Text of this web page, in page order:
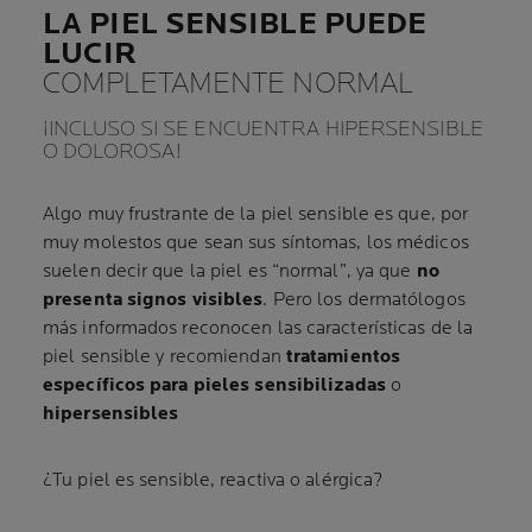
LA PIEL SENSIBLE PUEDE
LUCIR
COMPLETAMENTE NORMAL
¡INCLUSO SI SE ENCUENTRA HIPERSENSIBLE
O DOLOROSA!
Algo muy frustrante de la piel sensible es que, por
muy molestos que sean sus síntomas, los médicos
suelen decir que la piel es “normal”, ya que no
presenta signos visibles. Pero los dermatólogos
más informados reconocen las características de la
piel sensible y recomiendan tratamientos
específicos para pieles sensibilizadaso
hipersensibles
¿Tu piel es sensible, reactiva o alérgica?